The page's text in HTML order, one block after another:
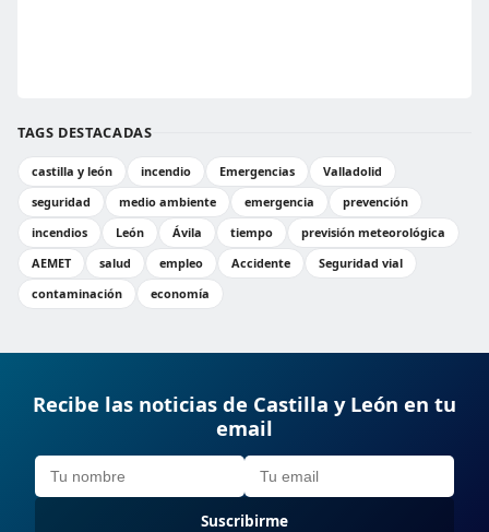
TAGS DESTACADAS
castilla y león incendio Emergencias
Valladolid
seguridad
medio ambiente emergencia
prevención
incendios
León Ávila tiempo
previsión meteorológica
AEMET
salud empleo Accidente
Seguridad vial
contaminación
economía
Recibe las noticias de Castilla y León en tu
email
Suscribirme